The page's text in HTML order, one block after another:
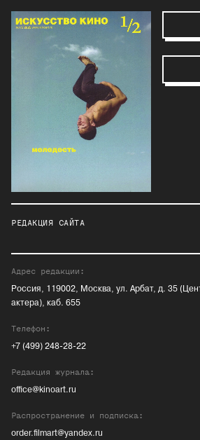
РЕДАКЦИЯ САЙТА
Адрес редакции:
Россия, 119002, Москва, ул. Арбат, д. 35
актера), каб. 655
Телефон:
+7 (499) 248-28-22
Редакция журнала:
office@kinoart.ru
Распространение и подписка:
order.filmart@yandex.ru